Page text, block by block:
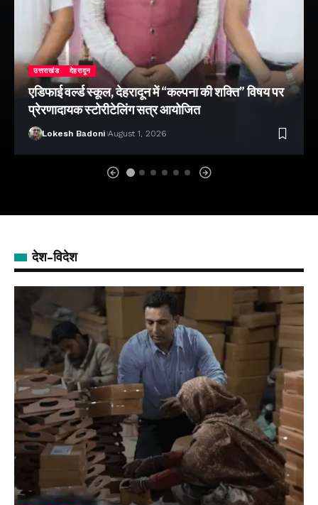
उत्तराखंड देहरादून
एडिफाई वर्ल्ड स्कूल, देहरादून में “कल्पना की शक्ति” विषय पर
प्रेरणादायक स्टोरीटेलिंग सत्र आयोजित
Lokesh Badoni August 1, 2026
देश-विदेश